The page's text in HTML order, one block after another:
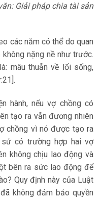
Giải pháp chia tài sản
các năm có thể do quan
nặng nề như trước.
mâu thuẫn về lối sống,
hành, nếu vợ chồng có
tạo ra vẫn đương nhiên
chồng vì nó được tạo ra
có trường hợp hai vợ
không chịu lao động và
bên ra sức lao động để
Quy định này của Luật
không đảm bảo quyền